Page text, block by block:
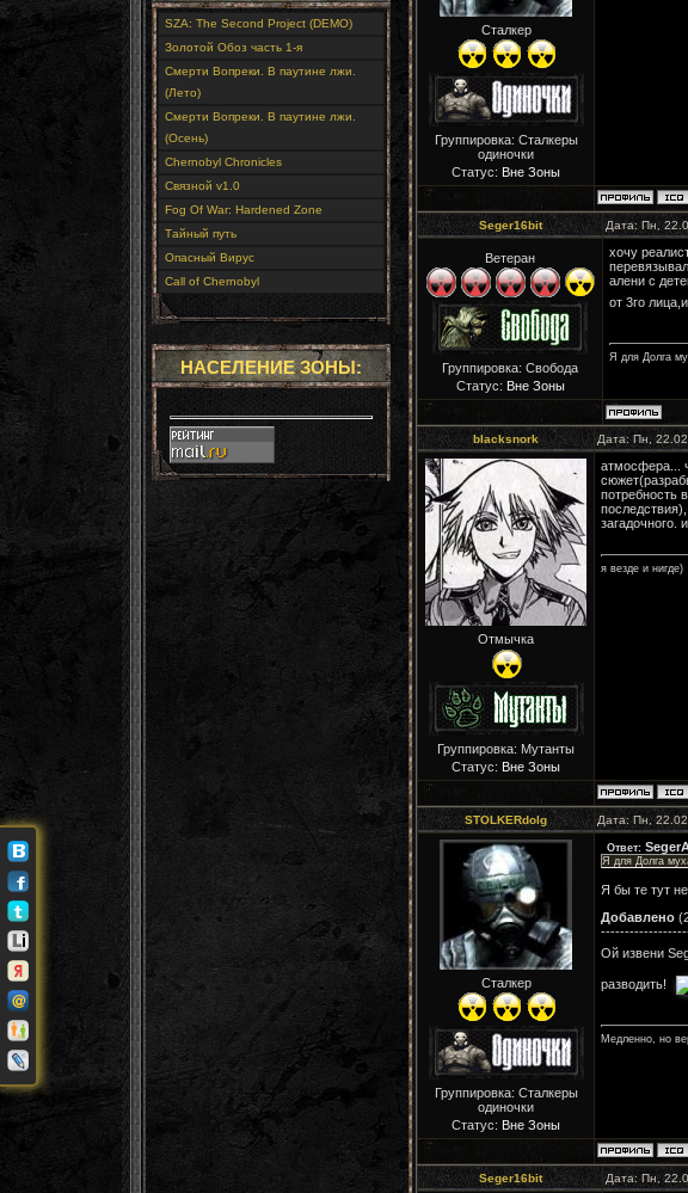
SZA: The Second Project (DEMO)
Золотой Обоз часть 1-я
Смерти Вопреки. В паутине лжи.
(Лето)
Смерти Вопреки. В паутине лжи.
(Осень)
Chernobyl Chronicles
Связной v1.0
Fog Of War: Hardened Zone
Тайный путь
Опасный Вирус
Call of Chernobyl
НАСЕЛЕНИЕ ЗОНЫ:
Сталкер
Группировка: Сталкеры
одиночки
Статус: Вне Зоны
Seger16bit Дата: Пн,
Ветеран
Группировка: Свобода
Статус: Вне Зоны
хочу
алени с
от 3го
Я для Долга
blacksnork Дата: Пн,
Отмычка
Группировка: Мутанты
Статус: Вне Зоны
атмосфера...
потребность
загадочного.
я везде и нигде)
STOLKERdolg Дата: Пн,
Сталкер
Группировка: Сталкеры
одиночки
Статус: Вне Зоны
Ответ:
Я для Долга
Я бы те тут
Добавлено
Ой извени
разводить!
Медленно, но
Seger16bit Дата: Пн,